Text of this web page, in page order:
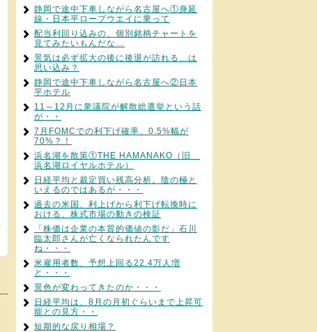
静岡で途中下車しながら名古屋へ①身延
線・日本平ロープウエイに乗って
配当利回り込みの、個別銘柄チャートを
見てみたいもんだな…
景気は必ず拡大の後に後退が訪れる…は
思い込み？
静岡で途中下車しながら名古屋へ②日本
平ホテル
11～12月に衆議院が解散総選挙という話
が・・
7月FOMCでの利下げ確率、0.5%幅が
70%？！
浜名湖を散策①THE HAMANAKO（旧
浜名湖ロイヤルホテル）
日経平均と裁定買い残高分析。陰の極と
いえるのではあるが・・・
過去の米国、利上げから利下げ転換時に
おける、株式市場の動きの検証
「株価は企業の本質的価値の影だ」石川
臨太郎さんが亡くなられたんです
ね・・・
米雇用者数、予想上回る22.4万人増
と・・・
景色が変わってきたのか・・・
日経平均は、8月の月初ぐらいまで上昇可
能との見方・・
短期的な戻り相場？